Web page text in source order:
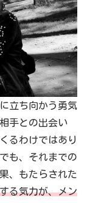
立ち向かう勇気
手との出会い
るわけではあり
も、それまでの
、もたらされた
る気力が、メン